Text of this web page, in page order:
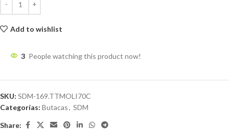
Add to wishlist
3 People watching this product now!
SKU: SDM-169.TTMOLI70C
Categorías: Butacas, SDM
Share: